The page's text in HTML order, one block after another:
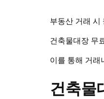
부동산 거래 시
건축물대장 무
이를 통해 거래
건축물